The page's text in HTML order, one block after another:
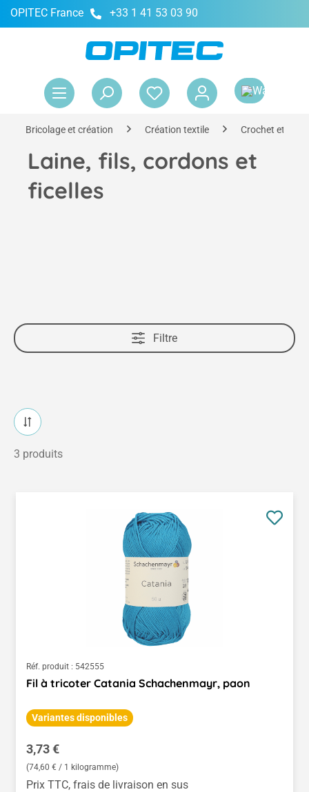
principal
OPITEC France +33 1 41 53 03 90
Bricolage et création Création textile Crochet et tricot
Laine, fils, cordons et
ficelles
Filtre
3 produits
Réf. produit : 542555
Fil à tricoter Catania Schachenmayr, paon
Variantes disponibles
Prix régulier :
3,73 €
(74,60 € / 1 kilogramme)
Prix TTC, frais de livraison en sus